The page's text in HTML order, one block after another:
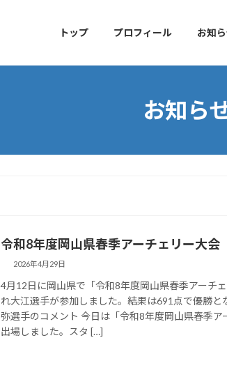
トップ プロフィール お知
お知ら
令和8年度岡山県春季アーチェリー大会
2026年4月29日
4月12日に岡山県で「令和8年度岡山県春季アーチ
れ大江選手が参加しました。結果は691点で優勝と
弥選手のコメント 今日は「令和8年度岡山県春季ア
出場しました。スタ […]